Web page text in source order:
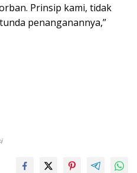
Prinsip kami, tidak
penanganannya,”